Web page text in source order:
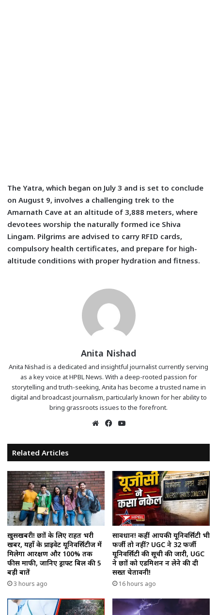
The Yatra, which began on July 3 and is set to conclude
on August 9, involves a challenging trek to the
Amarnath Cave at an altitude of 3,888 meters, where
devotees worship the naturally formed ice Shiva
Lingam. Pilgrims are advised to carry RFID cards,
compulsory health certificates, and prepare for high-
altitude conditions with proper hydration and fitness.
Anita Nishad
Anita Nishad is a dedicated and insightful journalist currently serving
as a key voice at HPBL News. With a deep-rooted passion for
storytelling and truth-seeking, Anita has become a trusted name in
digital and broadcast journalism, particularly known for her ability to
bring grassroots issues to the forefront.
WebsiteFacebook
Related Articles
ख़ुसखबरी! छात्रों के लिए राहत भरी
खबर, यहाँ के प्राइवेट यूनिवर्सिटीज में
मिलेगा आरक्षण और 100% तक
फीस माफी, जानिए ड्राफ्ट बिल की 5
बड़ी बातें
3 hours ago
सावधान! कहीं आपकी यूनिवर्सिटी भी
फर्जी तो नहीं? UGC ने 32 फर्जी
यूनिवर्सिटी की सूची की जारी, UGC
ने छात्रों को एडमिशन न लेने की दी
सख्त चेतावनी!
16 hours ago